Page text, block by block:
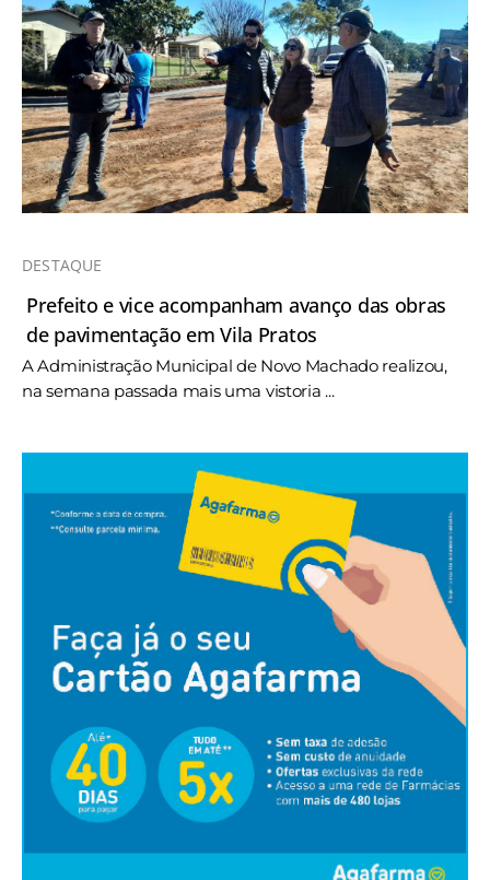
DESTAQUE
Prefeito e vice acompanham avanço das obras
de pavimentação em Vila Pratos
A Administração Municipal de Novo Machado realizou,
na semana passada mais uma vistoria ...